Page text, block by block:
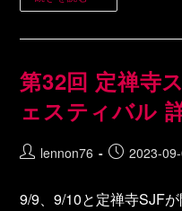
第32回 定禅寺
ェスティバル
lennon76 2023-
9/9、9/10と定禅寺SJF